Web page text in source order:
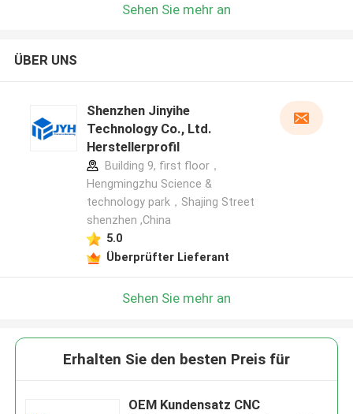
Sehen Sie mehr an
ÜBER UNS
Shenzhen Jinyihe
Technology Co., Ltd.
Herstellerprofil
Building 9, first floor，
Hengmingzhu Science &
technology park，Shajing Street
shenzhen ,China
5.0
Überprüfter Lieferant
Sehen Sie mehr an
Erhalten Sie den besten Preis für
OEM Kundensatz CNC